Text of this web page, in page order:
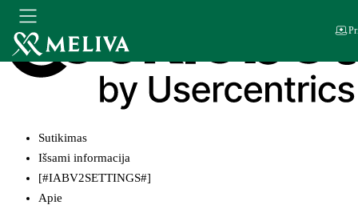
Sutikimas
Išsami informacija
[#IABV2SETTINGS#]
Apie